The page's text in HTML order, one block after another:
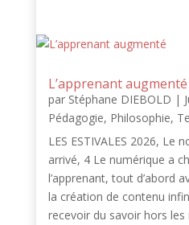
L’apprenant augmenté
par Stéphane DIEBOLD |
Pédagogie, Philosophie,
LES ESTIVALES 2026, Le
arrivé, 4 Le numérique a
l’apprenant, tout d’abord
la création de contenu
recevoir du savoir hors